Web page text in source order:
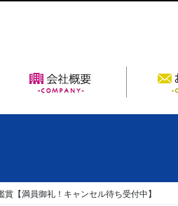
【満員御礼！キャンセル待ち受付中】